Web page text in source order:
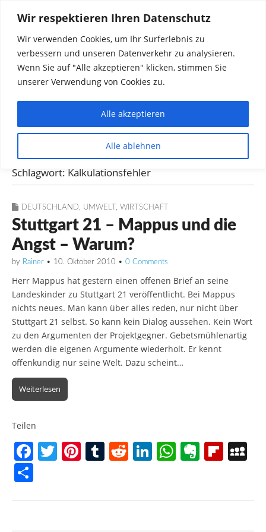
Wir respektieren Ihren Datenschutz
Wir verwenden Cookies, um Ihr Surferlebnis zu
verbessern und unseren Datenverkehr zu analysieren.
Wenn Sie auf "Alle akzeptieren" klicken, stimmen Sie
unserer Verwendung von Cookies zu.
Alle ablehnen
Alle akzeptieren
Rainer in Krawickel
Dinge die mich interessieren diskutieren
Schlagwort: Kalkulationsfehler
DEUTSCHLAND, UMWELT , WIRTSCHAFT
Stuttgart 21 – Mappus und die
Angst – Warum?
by Rainer • 10. Oktober 2010 • 0 Comments
Herr Mappus hat gestern einen offenen Brief an seine
Landeskinder zu Stuttgart 21 veröffentlicht. Bei Mappus
nichts neues. Man kann über alles reden, nur nicht über
Stuttgart 21 selbst. So kann kein Dialog aussehen. Kein Wort
zu den Argumenten der Projektgegner. Gebetsmühlenartig
werden die eigenen Argumente wiederholt. Er kennt
offenkundig nur seine Welt. Dazu scheint…
Weiterlesen
Teilen
F
e
T
er
Pi
e
T
bl
R
di
Li
e
W
s
E
n
Fl
o p